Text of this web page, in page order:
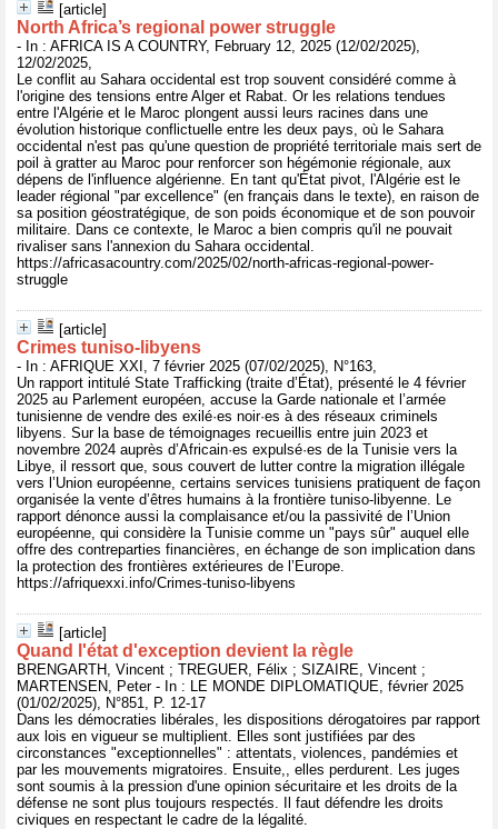
[article]
North Africa’s regional power struggle
- In : AFRICA IS A COUNTRY, February 12, 2025 (12/02/2025),
12/02/2025,
Le conflit au Sahara occidental est trop souvent considéré comme à
l'origine des tensions entre Alger et Rabat. Or les relations tendues
entre l'Algérie et le Maroc plongent aussi leurs racines dans une
évolution historique conflictuelle entre les deux pays, où le Sahara
occidental n'est pas qu'une question de propriété territoriale mais sert de
poil à gratter au Maroc pour renforcer son hégémonie régionale, aux
dépens de l'influence algérienne. En tant qu'État pivot, l'Algérie est le
leader régional "par excellence" (en français dans le texte), en raison de
sa position géostratégique, de son poids économique et de son pouvoir
militaire. Dans ce contexte, le Maroc a bien compris qu'il ne pouvait
rivaliser sans l'annexion du Sahara occidental.
https://africasacountry.com/2025/02/north-africas-regional-power-
struggle
[article]
Crimes tuniso-libyens
- In : AFRIQUE XXI, 7 février 2025 (07/02/2025), N°163,
Un rapport intitulé State Trafficking (traite d’État), présenté le 4 février
2025 au Parlement européen, accuse la Garde nationale et l’armée
tunisienne de vendre des exilé·es noir·es à des réseaux criminels
libyens. Sur la base de témoignages recueillis entre juin 2023 et
novembre 2024 auprès d’Africain·es expulsé·es de la Tunisie vers la
Libye, il ressort que, sous couvert de lutter contre la migration illégale
vers l’Union européenne, certains services tunisiens pratiquent de façon
organisée la vente d’êtres humains à la frontière tuniso-libyenne. Le
rapport dénonce aussi la complaisance et/ou la passivité de l’Union
européenne, qui considère la Tunisie comme un "pays sûr" auquel elle
offre des contreparties financières, en échange de son implication dans
la protection des frontières extérieures de l’Europe.
https://afriquexxi.info/Crimes-tuniso-libyens
[article]
Quand l'état d'exception devient la règle
BRENGARTH, Vincent ; TREGUER, Félix ; SIZAIRE, Vincent ;
MARTENSEN, Peter - In : LE MONDE DIPLOMATIQUE, février 2025
(01/02/2025), N°851, P. 12-17
Dans les démocraties libérales, les dispositions dérogatoires par rapport
aux lois en vigueur se multiplient. Elles sont justifiées par des
circonstances "exceptionnelles" : attentats, violences, pandémies et
par les mouvements migratoires. Ensuite,, elles perdurent. Les juges
sont soumis à la pression d'une opinion sécuritaire et les droits de la
défense ne sont plus toujours respectés. Il faut défendre les droits
civiques en respectant le cadre de la légalité.